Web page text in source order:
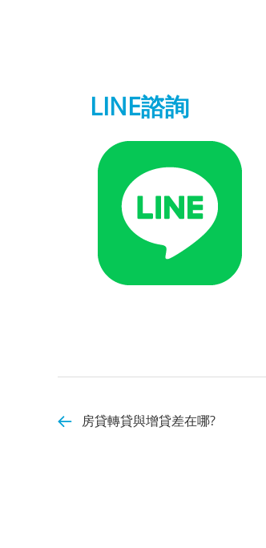
LINE諮詢
房貸轉貸與增貸差在哪?